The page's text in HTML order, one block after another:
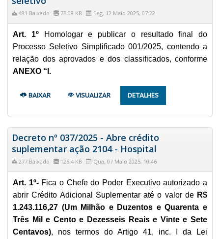
481 Baixado 75.08 KB Seg, 12 Maio 2025, 07:22
Art. 1ºHomologar e publicar o resultado final do
Processo Seletivo Simplificado 001/2025, contendo a
relação dos aprovados e dos classificados, conforme
ANEXO “I.
BAIXAR VISUALIZAR DETALHES
Decreto nº 037/2025 - Abre crédito
suplementar ação 2104 - Hospital
277 Baixado 126.4 KB Qua, 07 Maio 2025, 10:46
Art. 1º- Fica o Chefe do Poder Executivo autorizado a
abrir Crédito Adicional Suplementar até o valor de R$
1.243.116,27 (Um Milhão e Duzentos e Quarenta e
Três Mil e Cento e Dezesseis Reais e Vinte e Sete
Centavos), nos termos do Artigo 41, inc. I da Lei